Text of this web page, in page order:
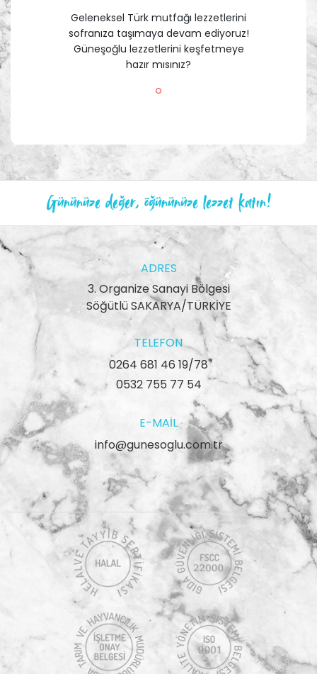
Geleneksel Türk mutfağı lezzetlerini
sofranıza taşımaya devam ediyoruz!
Güneşoğlu lezzetlerini keşfetmeye
hazır mısınız?
Gününüze değer, öğününüze lezzet katın!
ADRES
3. Organize Sanayi Bölgesi
Söğütlü SAKARYA/TÜRKİYE
TELEFON
0264 681 46 19/78
0532 755 77 54
E-MAIL
info@gunesoglu.com.tr